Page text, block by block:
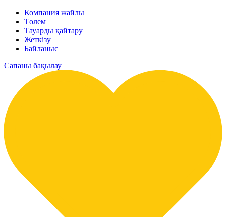
Компания жайлы
Төлем
Тауарды қайтару
Жеткізу
Байланыс
Сапаны бақылау